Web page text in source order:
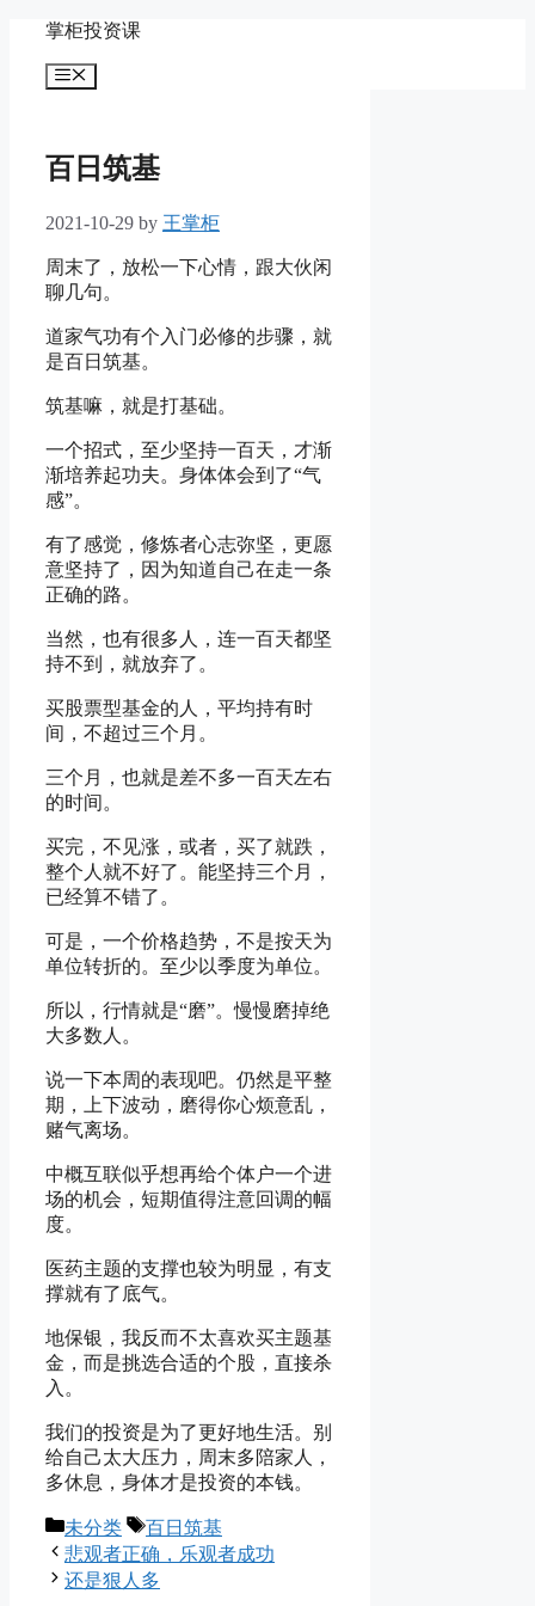
content
掌柜投资课
Menu
百日筑基
2021-10-29 by 王掌柜
周末了，放松一下心情，跟大伙闲
聊几句。
道家气功有个入门必修的步骤，就
是百日筑基。
筑基嘛，就是打基础。
一个招式，至少坚持一百天，才渐
渐培养起功夫。身体体会到了“气
感”。
有了感觉，修炼者心志弥坚，更愿
意坚持了，因为知道自己在走一条
正确的路。
当然，也有很多人，连一百天都坚
持不到，就放弃了。
买股票型基金的人，平均持有时
间，不超过三个月。
三个月，也就是差不多一百天左右
的时间。
买完，不见涨，或者，买了就跌，
整个人就不好了。能坚持三个月，
已经算不错了。
可是，一个价格趋势，不是按天为
单位转折的。至少以季度为单位。
所以，行情就是“磨”。慢慢磨掉绝
大多数人。
说一下本周的表现吧。仍然是平整
期，上下波动，磨得你心烦意乱，
赌气离场。
中概互联似乎想再给个体户一个进
场的机会，短期值得注意回调的幅
度。
医药主题的支撑也较为明显，有支
撑就有了底气。
地保银，我反而不太喜欢买主题基
金，而是挑选合适的个股，直接杀
入。
我们的投资是为了更好地生活。别
给自己太大压力，周末多陪家人，
多休息，身体才是投资的本钱。
Categories
未分类 Tags
百日筑基
悲观者正确，乐观者成功
还是狠人多